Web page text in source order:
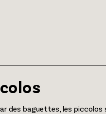
des baguettes, les piccolos